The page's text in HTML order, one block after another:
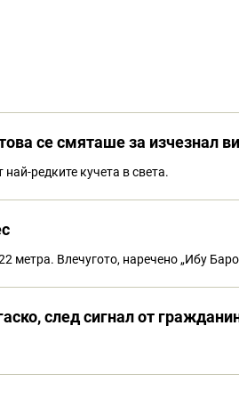
се смяташе за изчезнал
редките кучета в света.
метра. Влечугото, наречено „Ибу
след сигнал от